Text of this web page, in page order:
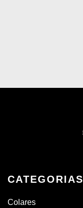
CATEGORIAS
Colares